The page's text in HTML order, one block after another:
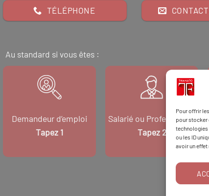
Pour offrir
pour stocker
technologies
ou les ID
avoir un
TÉLÉPHONE
Au standard si vous êtes :
Demandeur d’emploi
Tapez 1
Salarié ou Professionnel
Tapez 2